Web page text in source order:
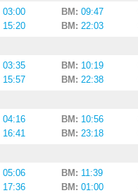
03:00 BM: 09:47
15:20 BM: 22:03
03:35 BM: 10:19
15:57 BM: 22:38
04:16 BM: 10:56
16:41 BM: 23:18
05:06 BM: 11:39
17:36 BM: 01:00